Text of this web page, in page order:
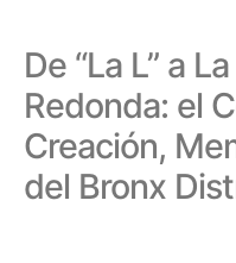
De “La L” a
Redonda: el
Creación,
del Bronx